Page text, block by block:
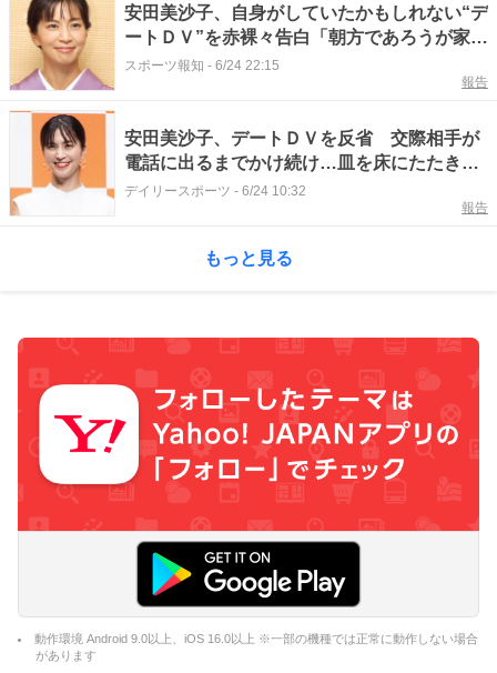
安田美沙子、自身がしていたかもしれない“デ
ートＤＶ”を赤裸々告白「朝方であろうが家ま
で行ったりとか」
スポーツ報知 - 6/24 22:15
報告
安田美沙子、デートＤＶを反省 交際相手が
電話に出るまでかけ続け…皿を床にたたきつ
けたことも「不安になって」
デイリースポーツ - 6/24 10:32
報告
もっと見る
動作環境 Android 9.0以上、iOS 16.0以上 ※一部の機種では正常に動作しない場合
があります